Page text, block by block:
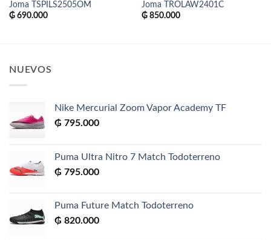
Joma TSPILS2505OM
₲690.000
Joma TROLAW2401C
₲850.000
NUEVOS
Nike Mercurial Zoom Vapor Academy TF
₲ 795.000
Puma Ultra Nitro 7 Match Todoterreno
₲ 795.000
Puma Future Match Todoterreno
₲ 820.000